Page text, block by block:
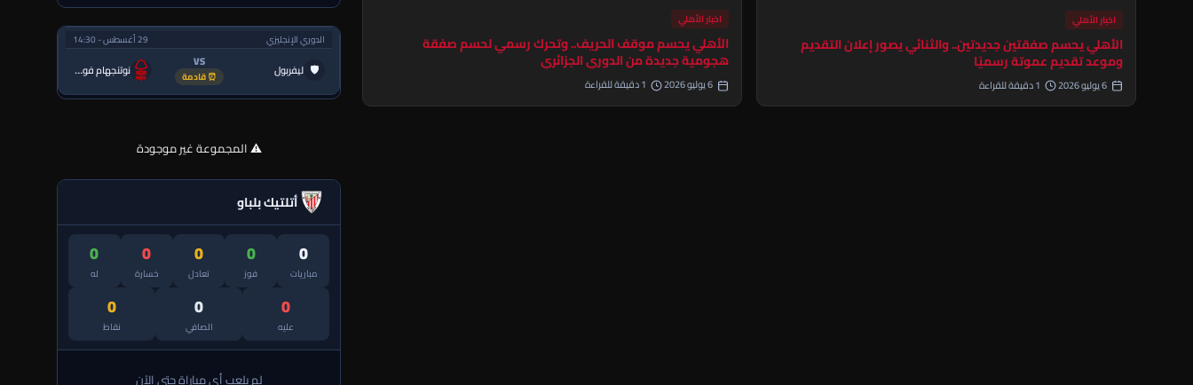
اخبار الأهلي
الأهلي يحسم صفقتين جديدتين.. والثنائي يصور إعلان التقديم
وموعد تقديم عموتة رسميًا
اخبار الأهلي
الأهلي يحسم موقف الحريف.. وتحرك رسمي لحسم صفقة
هجومية جديدة من الدوري الجزائري
الدوري الإنجليزي 29 أغسطس - 14:30
🛡 ليفربول VS
⏰ قادمة نوتنجهام فورست
⚠️ المجموعة غير موجودة
أتلتيك بلباو
0
مباريات
0
فوز
0
تعادل
0
خسارة
0
له
0
عليه
0
الصافي
0
نقاط
لم يلعب أي مباراة حتى الآن